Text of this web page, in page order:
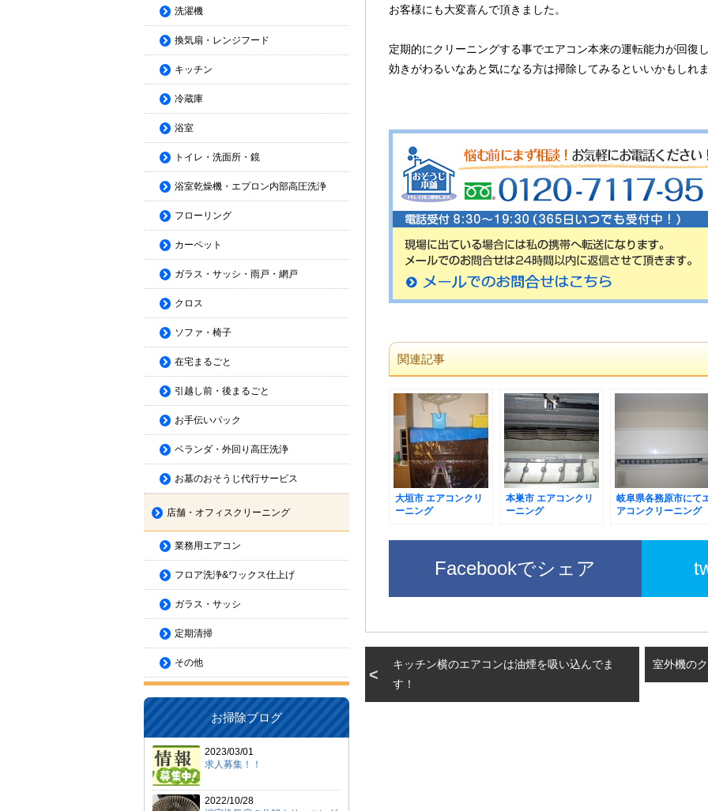
お客様にも大変喜んで頂きました。
定期的にクリーニングする事でエアコン本来の運転能力が回復
効きがわるいなあと気になる方は掃除してみるといいかもしれ
関連記事
大垣市 エアコンクリ
ーニング
本巣市 エアコンクリ
ーニング
岐阜県各務原市にて
アコンクリーニング
Facebookでシェア
キッチン横のエアコンは油煙を吸い込んでま
す！
室外機の
洗濯機
換気扇・レンジフード
キッチン
冷蔵庫
浴室
トイレ・洗面所・鏡
浴室乾燥機・エプロン内部高圧洗浄
フローリング
カーペット
ガラス・サッシ・雨戸・網戸
クロス
ソファ・椅子
在宅まるごと
引越し前・後まるごと
お手伝いパック
ベランダ・外回り高圧洗浄
お墓のおそうじ代行サービス
店舗・オフィスクリーニング
業務用エアコン
フロア洗浄&ワックス仕上げ
ガラス・サッシ
定期清掃
その他
お掃除ブログ
2023/03/01
求人募集！！
2022/10/28